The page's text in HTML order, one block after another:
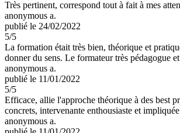
Très pertinent, correspond tout à fait à mes
anonymous a.
publié le 24/02/2022
5/5
La formation était très bien, théorique et
donner du sens. Le formateur très pédagogue
anonymous a.
publié le 11/01/2022
5/5
Efficace, allie l'approche théorique à des best
concrets, intervenante enthousiaste et impliquée
anonymous a.